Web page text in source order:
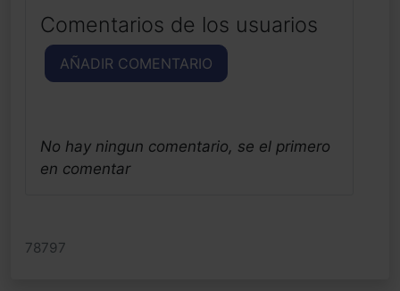
Comentarios de los usuarios
AÑADIR COMENTARIO
No hay ningun comentario, se el primero
en comentar
78797